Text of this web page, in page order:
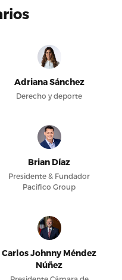
Adriana Sánchez
Derecho y deporte
Brian Díaz
Presidente & Fundador
Pacifico Group
Carlos Johnny Méndez
Núñez